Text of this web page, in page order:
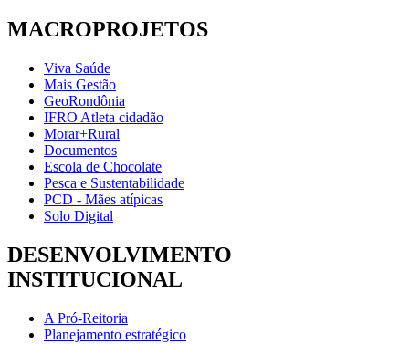
MACROPROJETOS
Viva Saúde
Mais Gestão
GeoRondônia
IFRO Atleta cidadão
Morar+Rural
Documentos
Escola de Chocolate
Pesca e Sustentabilidade
PCD - Mães atípicas
Solo Digital
DESENVOLVIMENTO
INSTITUCIONAL
A Pró-Reitoria
Planejamento estratégico